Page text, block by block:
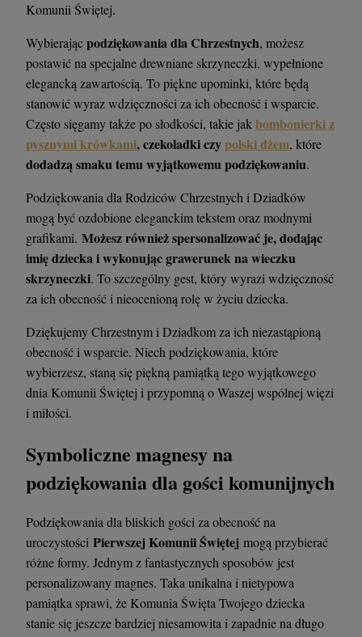
Komunii Świętej.
Wybierającpodziękowania dla Chrzestnych, możesz
postawić na specjalne drewniane skrzyneczki, wypełnione
elegancką zawartością. To piękne upominki, które będą
stanowić wyraz wdzięczności za ich obecność i wsparcie.
Często sięgamy także po słodkości, takie jakbombonierki z
pysznymi krówkami, czekoladki czypolski dżem, które
dodadzą smaku temu wyjątkowemu podziękowaniu.
Podziękowania dla Rodziców Chrzestnych i Dziadków
mogą być ozdobione eleganckim tekstem oraz modnymi
grafikami. Możesz również spersonalizować je, dodając
imię dziecka i wykonując grawerunek na wieczku
skrzyneczki. To szczególny gest, który wyrazi wdzięczność
za ich obecność i nieocenioną rolę w życiu dziecka.
Dziękujemy Chrzestnym i Dziadkom za ich niezastąpioną
obecność i wsparcie. Niech podziękowania, które
wybierzesz, staną się piękną pamiątką tego wyjątkowego
dnia Komunii Świętej i przypomną o Waszej wspólnej więzi
i miłości.
Symboliczne magnesy na
podziękowania dla gości komunijnych
Podziękowania dla bliskich gości za obecność na
uroczystości Pierwszej Komunii Świętej mogą przybierać
różne formy. Jednym z fantastycznych sposobów jest
personalizowany magnes. Taka unikalna i nietypowa
pamiątka sprawi, że Komunia Święta Twojego dziecka
stanie się jeszcze bardziej niesamowita i zapadnie na długo